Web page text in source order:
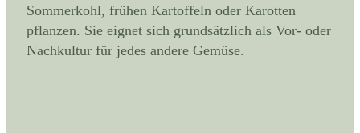
Sommerkohl, frühen Kartoffeln oder Karotten
pflanzen. Sie eignet sich grundsätzlich als Vor- oder
Nachkultur für jedes andere Gemüse.